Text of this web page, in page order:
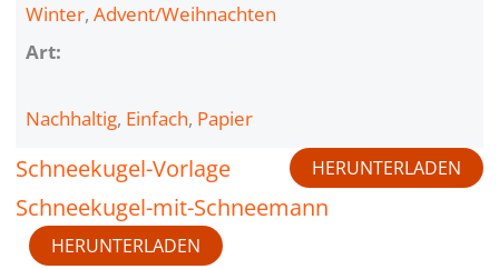
Winter, Advent/Weihnachten
Art:
Nachhaltig, Einfach, Papier
Schneekugel-Vorlage HERUNTERLADEN
Schneekugel-mit-Schneemann
HERUNTERLADEN